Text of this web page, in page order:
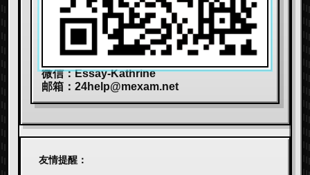
微信：Essay-Kathrine
邮箱： 24help@mexam.net
友情提醒：